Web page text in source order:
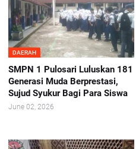
DAERAH
SMPN 1 Pulosari Luluskan 181
Generasi Muda Berprestasi,
Sujud Syukur Bagi Para Siswa
June 02, 2026